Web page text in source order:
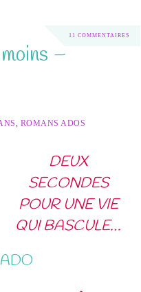
11 COMMENTAIRES
–
, ROMANS ADOS
DEUX
SECONDES
POUR UNE VIE
QUI BASCULE…